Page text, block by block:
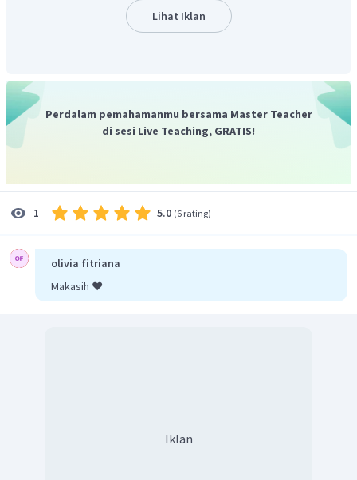
Jadi, jawaban yang tepat adalah B.
Lihat Iklan
Perdalam pemahamanmu bersama Master Teacher
di sesi Live Teaching, GRATIS!
1 5.0 (6 rating)
olivia fitriana
Makasih ❤️
Iklan